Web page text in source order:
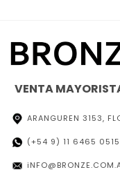
VENTA
ARANGUREN 3153,
(+54 9) 11 6465 0515